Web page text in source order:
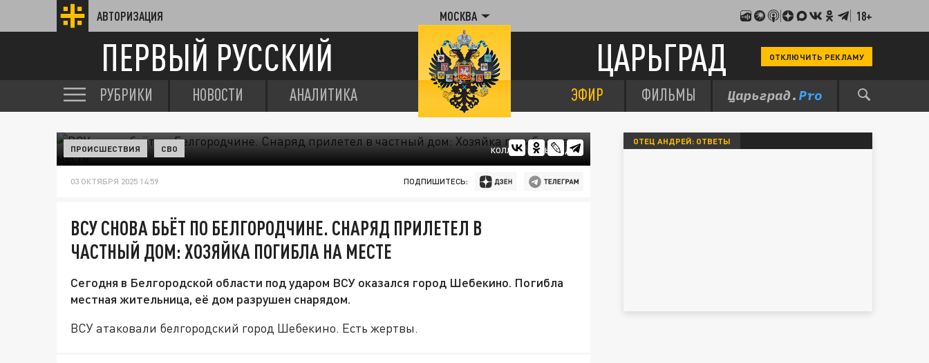
АВТОРИЗАЦИЯ МОСКВА 18+
ПЕРВЫЙ РУССКИЙ ЦАРЬГРАД ОТКЛЮЧИТЬ РЕКЛАМУ
РУБРИКИ НОВОСТИ АНАЛИТИКА ЭФИР ФИЛЬМЫ
КОЛЛАЖ ЦАРЬГРАДА
ПРОИСШЕСТВИЯ СВО
03 ОКТЯБРЯ 2025 14:59 ПОДПИШИТЕСЬ:
ВСУ СНОВА БЬЁТ ПО БЕЛГОРОДЧИНЕ. СНАРЯД ПРИЛЕТЕЛ В
ЧАСТНЫЙ ДОМ: ХОЗЯЙКА ПОГИБЛА НА МЕСТЕ
Сегодня в Белгородской области под ударом ВСУ оказался город Шебекино. Погибла
местная жительница, её дом разрушен снарядом.
ВСУ атаковали белгородский город Шебекино. Есть жертвы.
ОТЕЦ АНДРЕЙ: ОТВЕТЫ